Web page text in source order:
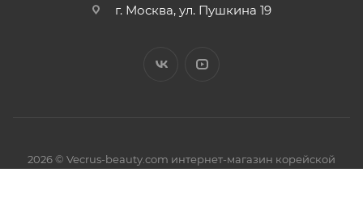
г. Москва, ул. Пушкина 19
2026 © Vecrus-beauty.com интернет-магазин корейской